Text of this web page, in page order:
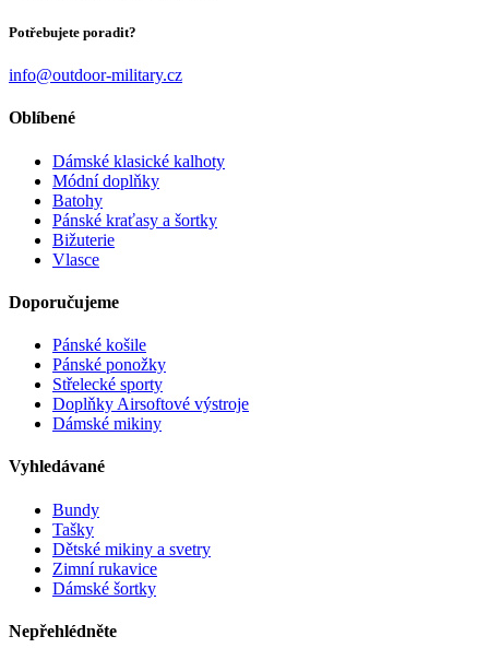
Potřebujete poradit?
info@outdoor-military.cz
Oblíbené
Dámské klasické kalhoty
Módní doplňky
Batohy
Pánské kraťasy a šortky
Bižuterie
Vlasce
Doporučujeme
Pánské košile
Pánské ponožky
Střelecké sporty
Doplňky Airsoftové výstroje
Dámské mikiny
Vyhledávané
Bundy
Tašky
Dětské mikiny a svetry
Zimní rukavice
Dámské šortky
Nepřehlédněte